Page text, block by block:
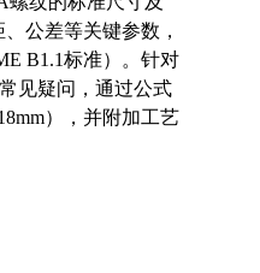
公差等关键参数，
B1.1标准）。针对
见疑问，通过公式
），并附加工艺